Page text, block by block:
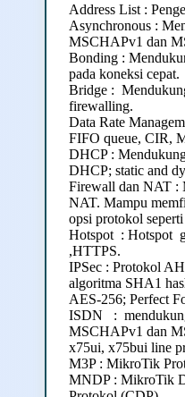
Address List :
Asynchronous :
MSCHAPv1 dan
Bonding :
pada koneksi cepat.
Bridge :
firewalling.
Data Rate
FIFO queue, CIR,
DHCP :
DHCP; static and
Firewall dan NAT :
NAT. Mampu
opsi protokol
Hotspot : Hotspot
,HTTPS.
IPSec : Protokol
algoritma SHA1
AES-256; Perfect
ISDN :
MSCHAPv1 dan
x75ui, x75bui line
M3P : MikroTik
MNDP : MikroTik